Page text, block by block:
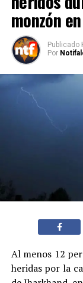
monzón
Publicado
Por
Al menos 12
heridas por la